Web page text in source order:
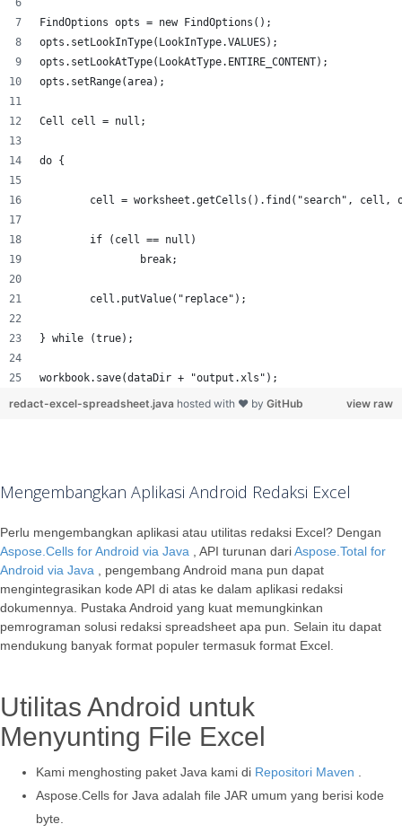
FindOptions opts = new FindOptions();
opts.setLookInType(LookInType.VALUES);
opts.setLookAtType(LookAtType.ENTIRE_CONTENT);
opts.setRange(area);
Cell cell = null;
do {
cell = worksheet.getCells().find("search", cell,
	if (cell == null)
		break;
	cell.putValue("replace");
} while (true);
workbook.save(dataDir + "output.xls");
view raw
redact-excel-spreadsheet.java hosted with ❤ by GitHub
Mengembangkan Aplikasi Android Redaksi Excel
Perlu mengembangkan aplikasi atau utilitas redaksi Excel? Dengan
Aspose.Cells for Android via Java , API turunan dariAspose.Total for
Android via Java , pengembang Android mana pun dapat
mengintegrasikan kode API di atas ke dalam aplikasi redaksi
dokumennya. Pustaka Android yang kuat memungkinkan
pemrograman solusi redaksi spreadsheet apa pun. Selain itu dapat
mendukung banyak format populer termasuk format Excel.
Utilitas Android untuk
Menyunting File Excel
Kami menghosting paket Java kami di Repositori Maven
Aspose.Cells for Java adalah file JAR umum yang berisi kode
byte.